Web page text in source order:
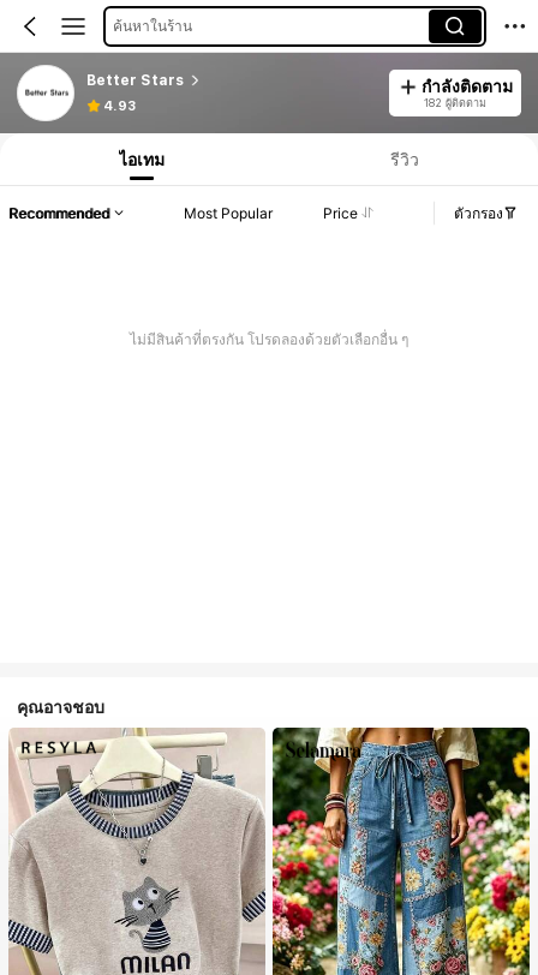
ค้นหาในร้าน
Better Stars
4.93
กำลังติดตาม
182 ผู้ติดตาม
ไอเทม รีวิว
Recommended Most Popular Price ตัวกรอง
ไม่มีสินค้าที่ตรงกัน โปรดลองด้วยตัวเลือกอื่น ๆ
คุณอาจชอบ